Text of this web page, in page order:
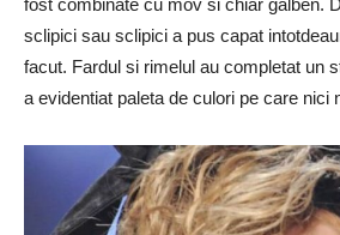
fost combinate cu mov si chiar galben.
sclipici sau sclipici a pus capat
facut. Fardul si rimelul au completat un
a evidentiat paleta de culori pe care nici